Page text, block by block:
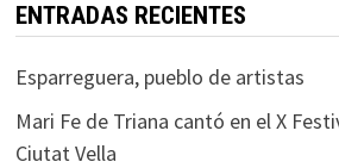
ENTRADAS RECIENTES
Esparreguera, pueblo de artistas
Mari Fe de Triana cantó en el X
Ciutat Vella